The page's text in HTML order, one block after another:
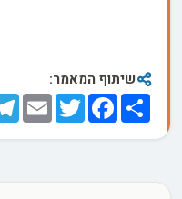
שיתוף המאמר:
Share
Facebook
Twitter
Email